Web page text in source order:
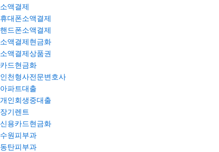
소액결제
휴대폰소액결제
핸드폰소액결제
소액결제현금화
소액결제상품권
카드현금화
인천형사전문변호사
아파트대출
개인회생중대출
장기렌트
신용카드현금화
수원피부과
동탄피부과